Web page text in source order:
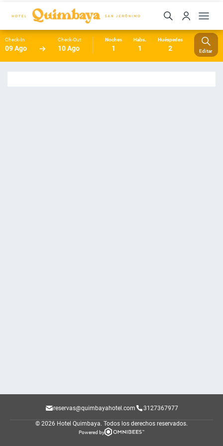
Check-In
09 Ago
Check-Out
10 Ago
Noches
1
Habs.
1
Huéspedes
2 Editar
reservas@quimbayahotel.com 3127367977
© 2026 Hotel Quimbaya. Todos los derechos reservados.
Powered by